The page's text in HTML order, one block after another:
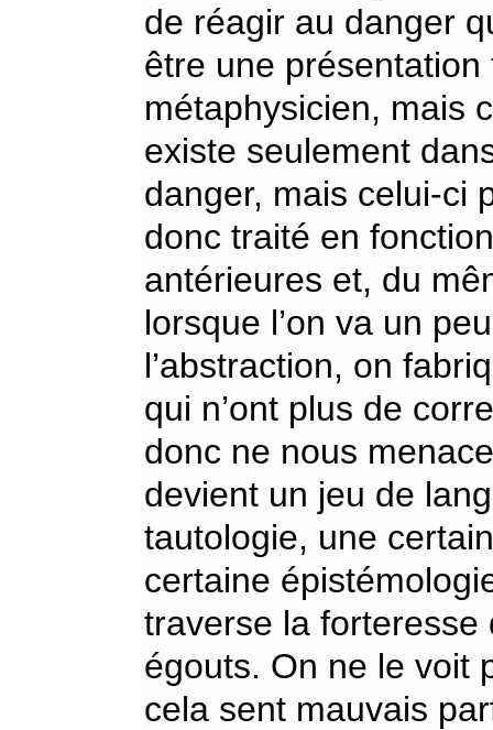
de réagir au danger
être une
métaphysicien, mais
existe seulement
danger, mais celui-ci
donc traité en
antérieures et, du
lorsque l’on va un
l’abstraction, on
qui n’ont plus de
donc ne nous
devient un jeu de
tautologie, une
certaine
traverse la
égouts. On ne le voit
cela sent mauvais